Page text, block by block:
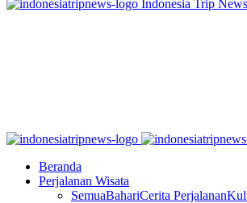
Indonesia Trip News
Beranda
Perjalanan Wisata
SemuaBahariCerita Perjalanan